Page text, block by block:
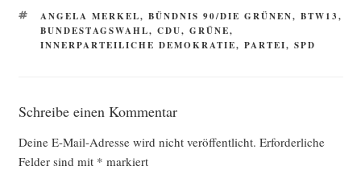
SCHLAGWÖRTER
ANGELA MERKEL, BÜNDNIS 90/DIE GRÜNEN, BTW13,
BUNDESTAGSWAHL, CDU, GRÜNE,
INNERPARTEILICHE DEMOKRATIE, PARTEI, SPD
Schreibe einen Kommentar
Deine E-Mail-Adresse wird nicht veröffentlicht. Erforderliche
Felder sind mit * markiert